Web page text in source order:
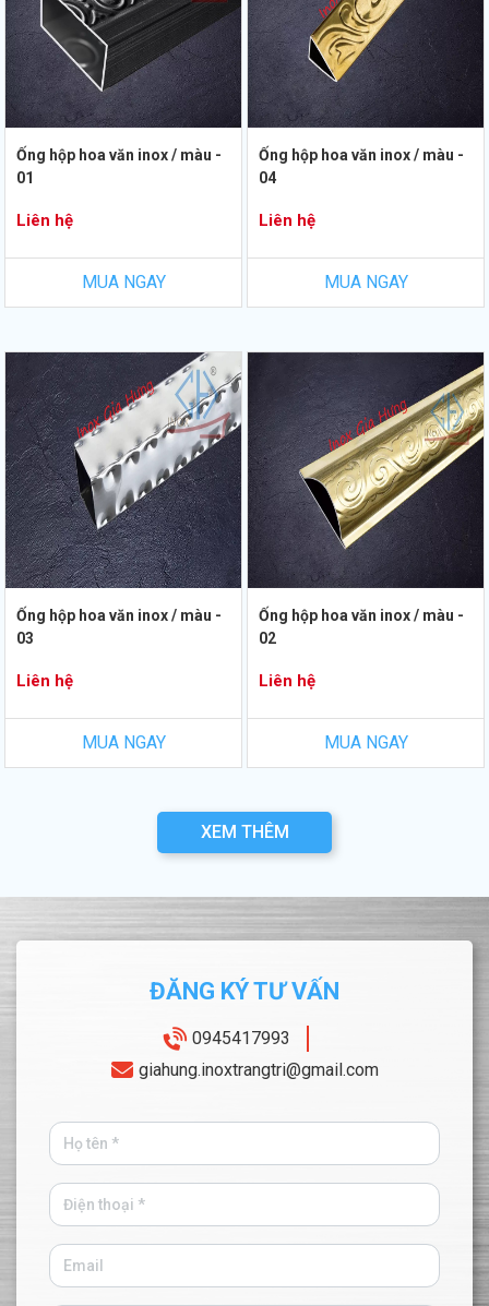
Ống hộp hoa văn inox / màu -
01
Liên hệ
MUA NGAY
Ống hộp hoa văn inox / màu -
04
Liên hệ
MUA NGAY
Ống hộp hoa văn inox / màu -
03
Liên hệ
MUA NGAY
Ống hộp hoa văn inox / màu -
02
Liên hệ
MUA NGAY
XEM THÊM
ĐĂNG KÝ TƯ VẤN
0945417993
giahung.inoxtrangtri@gmail.com